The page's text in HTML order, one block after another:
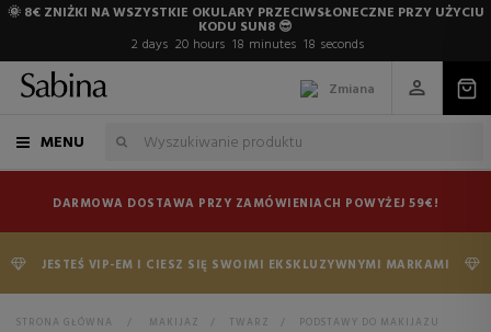
🌞 8€ ZNIŻKI NA WSZYSTKIE OKULARY PRZECIWSŁONECZNE PRZY UŻYCIU
KODU SUN8 😎
2 days 20 hours 18 minutes 17 seconds
Zmiana
MENU
DARMOWA DOSTAWA PRZY ZAMÓWIENIACH POWYŻEJ 59€!
JESTEŚ VIP-EM I CIESZ SIĘ SWOIMI EKSKLUZYWNYMI MARKAMI
STRONA GŁÓWNA > MAKIJAZ > TWARZ > PODSTAWY DO MAKIJAZU